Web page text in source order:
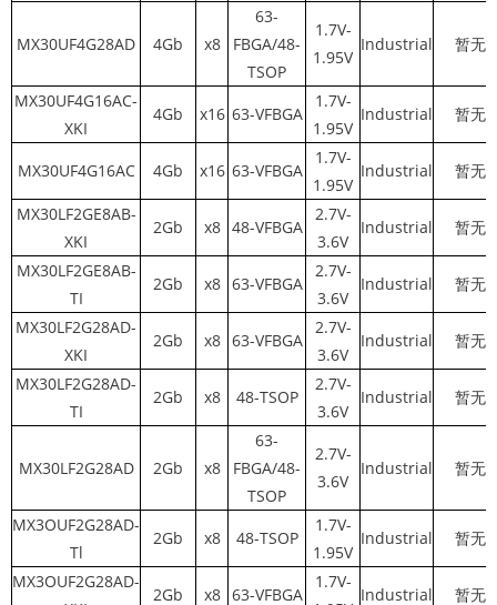
MX30UF4G28AD 4Gb x8
63-
FBGA/48-
TSOP
1.7V-
1.95V
Industrial 暂无
MX30UF4G16AC-
XKI
4Gb x16 63-VFBGA
1.7V-
1.95V
Industrial 暂无
MX30UF4G16AC 4Gb x16 63-VFBGA
1.7V-
1.95V
Industrial 暂无
MX30LF2GE8AB-
XKI
2Gb x8 48-VFBGA
2.7V-
3.6V
Industrial 暂无
MX30LF2GE8AB-
TI
2Gb x8 63-VFBGA
2.7V-
3.6V
Industrial 暂无
MX30LF2G28AD-
XKI
2Gb x8 63-VFBGA
2.7V-
3.6V
Industrial 暂无
MX30LF2G28AD-
TI
2Gb x8 48-TSOP
2.7V-
3.6V
Industrial 暂无
MX30LF2G28AD 2Gb x8
63-
FBGA/48-
TSOP
2.7V-
3.6V
Industrial 暂无
MX3OUF2G28AD-
Tl
2Gb x8 48-TSOP
1.7V-
1.95V
Industrial 暂无
MX3OUF2G28AD-
2Gb x8 63-VFBGA
1.7V-
Industrial 暂无